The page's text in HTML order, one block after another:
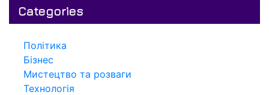
Categories
Політика
Бізнес
Мистецтво та розваги
Технологія